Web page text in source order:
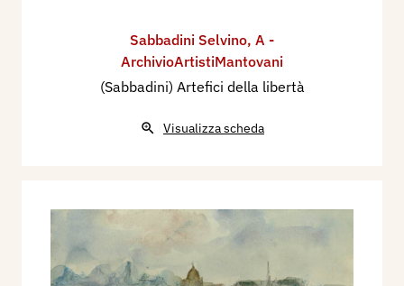
Sabbadini Selvino, A -
ArchivioArtistiMantovani
(Sabbadini) Artefici della libertà
Visualizza scheda